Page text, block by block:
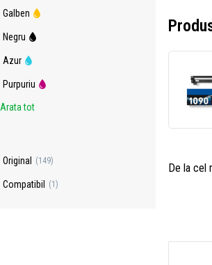
Galben
Negru
Azur
Purpuriu
Arata tot
Original (149)
Compatibil (1)
De la cel